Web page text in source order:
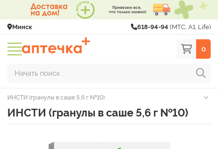
Минск 618-94-94 (МТС, A1, Life)
0
Начать поиск
ИНСТИ (гранулы в саше 5,6 г №10)
ИНСТИ (гранулы в саше 5,6 г №10)